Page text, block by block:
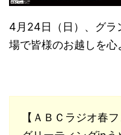
4月24日（日）、グラ
場で皆様のお越しを心
【ＡＢＣラジオ春